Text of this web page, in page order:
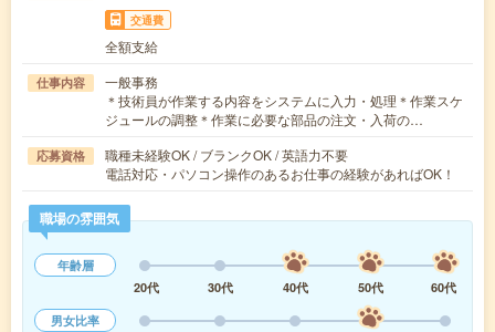
交通費
全額支給
仕事内容
一般事務
＊技術員が作業する内容をシステムに入力・処理＊作業スケ
ジュールの調整＊作業に必要な部品の注文・入荷の…
応募資格
職種未経験OK / ブランクOK / 英語力不要
電話対応・パソコン操作のあるお仕事の経験があればOK！
職場の雰囲気
年齢層
20代
30代 40代 50代
60代
男女比率